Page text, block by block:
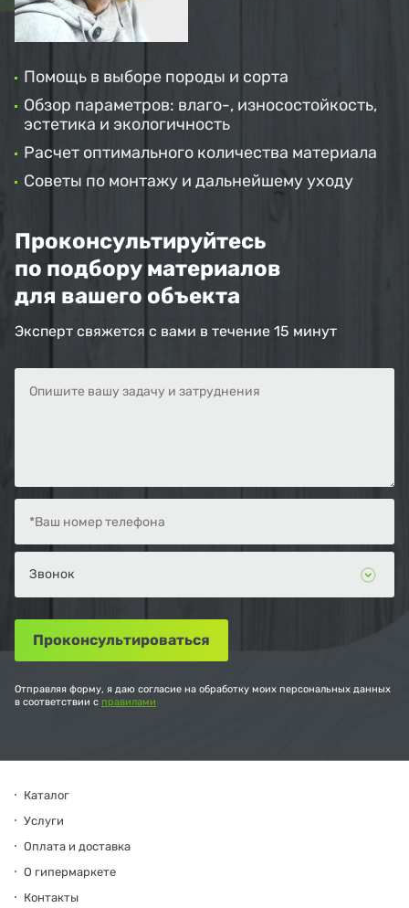
Помощь в выборе породы и сорта
Обзор параметров: влаго-, износостойкость,
эстетика и экологичность
Расчет оптимального количества материала
Советы по монтажу и дальнейшему уходу
Проконсультируйтесь
по подбору материалов
для вашего объекта
Эксперт свяжется с вами в течение 15 минут
Отправляя форму, я даю согласие на обработку моих персональных данных
в соответствии с правилами
Каталог
Услуги
Оплата и доставка
О гипермаркете
Контакты